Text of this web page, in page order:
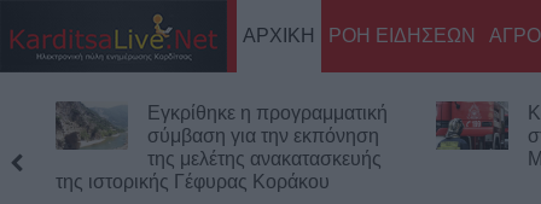
ΑΡΧΙΚΗ ΡΟΗ ΕΙΔΗΣΕΩΝ
Κάηκε ολοσχερώς αυτοκίνητο
στην περιοχή του
Μορφοβουνίου